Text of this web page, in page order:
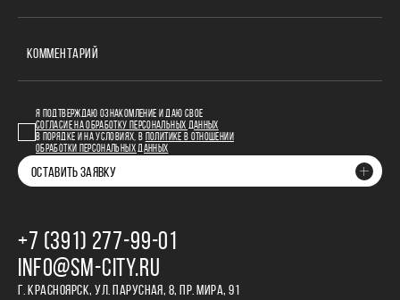
КОММЕНТАРИЙ
Я ПОДТВЕРЖДАЮ ОЗНАКОМЛЕНИЕ И ДАЮ СВОЕ
СОГЛАСИЕ НА ОБРАБОТКУ ПЕРСОНАЛЬНЫХ ДАННЫХ
В ПОРЯДКЕ И НА УСЛОВИЯХ, В
ПОЛИТИКЕ В ОТНОШЕНИИ
ОБРАБОТКИ ПЕРСОНАЛЬНЫХ ДАННЫХ
ОСТАВИТЬ ЗАЯВКУ
+7 (391) 277‒99‒01
INFO@SM-CITY.RU
Г. КРАСНОЯРСК, УЛ. ПАРУСНАЯ, 8, ПР. МИРА, 91